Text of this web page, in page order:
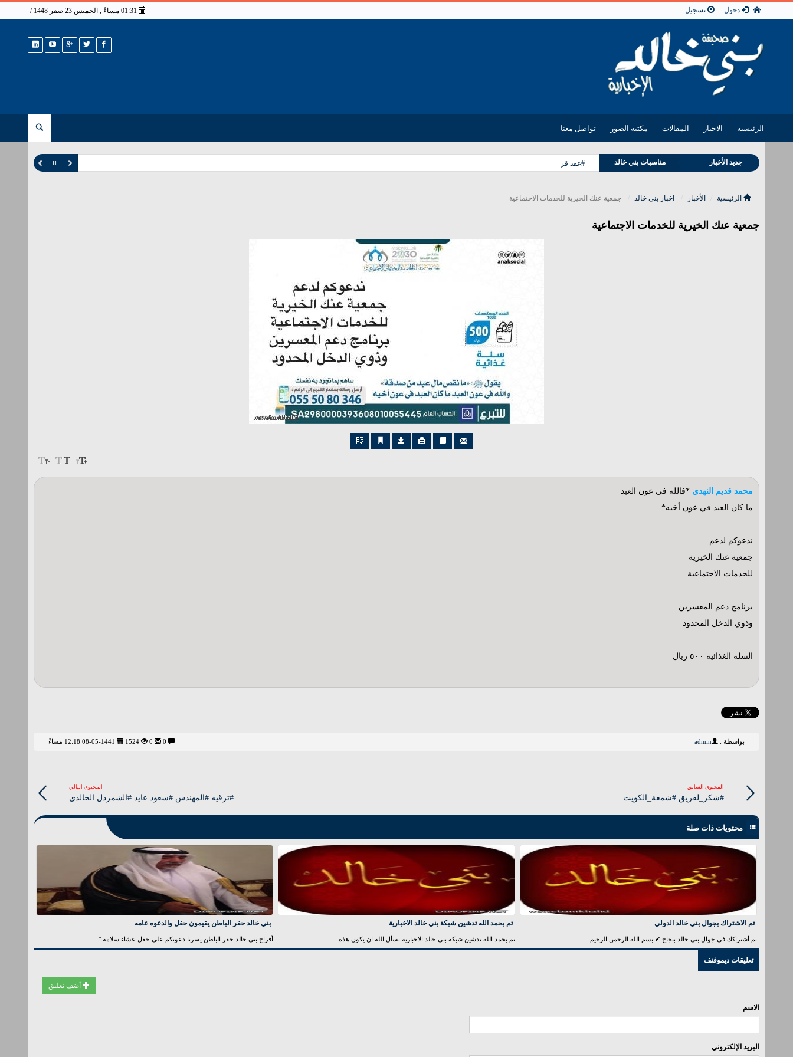
دخول تسجيل
الرئيسية الاخبار المقالات مكتبة الصور تواصل معنا
جديد الأخبار
وفيات بني خالد
مناسبات بني خالد #عقد قران #مشعل فلاح غانم الخالدي
الرئيسية الأخبار اخبار بني خالد جمعية عنك الخيرية للخدمات الاجتماعية
جمعية عنك الخيرية للخدمات الاجتماعية
محمد قديم النهدي *فالله في عون العبد
ما كان العبد في عون أخيه*
ندعوكم لدعم
جمعية عنك الخيرية
للخدمات الاجتماعية
برنامج دعم المعسرين
وذوي الدخل المحدود
السلة الغذائية ٥٠٠ ريال
بواسطة : admin
1524
المحتوى السابق
#شكر_لفريق #شمعة_الكويت
المحتوى التالي
#ترقيه #المهندس #سعود عايد #الشمردل الخالدي
محتويات ذات صلة
تم الاشتراك بجوال بني خالد الدولي
تم أشتراكك في جوال بني خالد بنجاح ✔ بسم الله الرحمن الرحيم..
تم بحمد الله تدشين شبكة بني خالد الاخبارية
تم بحمد الله تدشين شبكة بني خالد الاخبارية نسأل الله ان يكون هذه..
بني خالد حفر الباطن يقيمون حفل والدعوه عامه
أفراح بني خالد حفر الباطن يسرنا دعوتكم على حفل عشاء سلامة "..
تعليقات ديموفنف
أضف تعليق
الاسم
البريد الإلكتروني